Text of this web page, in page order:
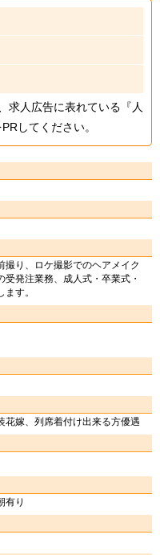
求人広告に表れている『人
してください。
撮り、ロケ撮影でのヘアメイク
発注業務、成人式・卒業式・
す。
花嫁、列席着付け出来る方優遇
有り